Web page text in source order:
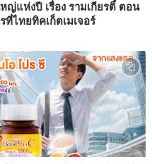
ญ่แห่งปี เรื่อง รามเกียรติ์ ตอน
ไทยทิคเก็ตเมเจอร์